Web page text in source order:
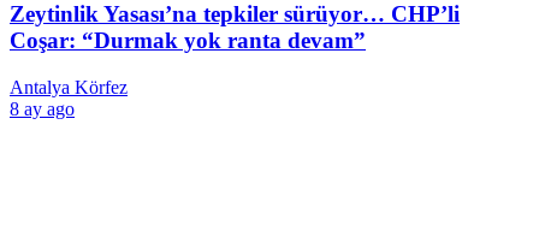
Zeytinlik Yasası’na tepkiler sürüyor… CHP’li
Coşar: “Durmak yok ranta devam”
Antalya Körfez
8 ay ago